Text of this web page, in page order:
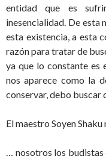
entidad que es
inesencialidad. De esta
esta existencia, a esta
razón para tratar de
ya que lo constante es
nos aparece como la
conservar, debo buscar
El maestro Soyen Shaku
… nosotros los budistas